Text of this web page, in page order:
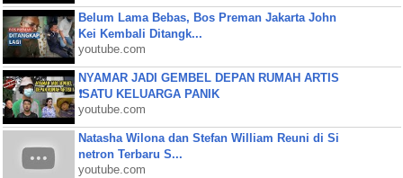
Belum Lama Bebas, Bos Preman Jakarta John
Kei Kembali Ditangk...
youtube.com
NYAMAR JADI GEMBEL DEPAN RUMAH ARTIS
❗SATU KELUARGA PANIK
youtube.com
Natasha Wilona dan Stefan William Reuni di Si
netron Terbaru S...
youtube.com